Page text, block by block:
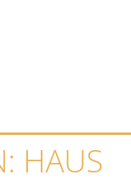
HAUS